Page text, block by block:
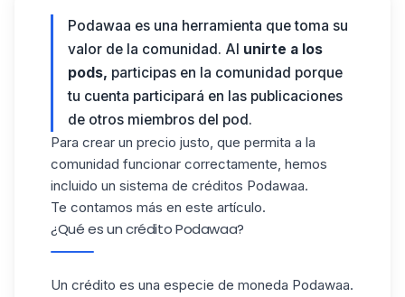
Podawaa es una herramienta que toma su
valor de la comunidad. Al unirte a los
pods, participas en la comunidad porque
tu cuenta participará en las publicaciones
de otros miembros del pod.
Para crear un precio justo, que permita a la
comunidad funcionar correctamente, hemos
incluido un sistema de créditos Podawaa.
Te contamos más en este artículo.
¿Qué es un crédito Podawaa?
Un crédito es una especie de moneda Podawaa.